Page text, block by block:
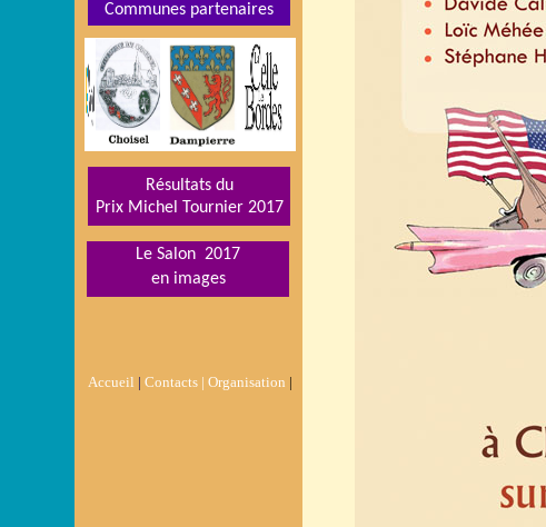
Accueil | Contacts | Organisation |
Communes partenaires
Le Salon 2017
en images
Résultats du
Prix Michel Tournier 2017